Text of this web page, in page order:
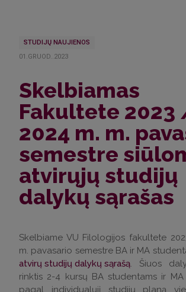
STUDIJŲ NAUJIENOS
01.GRUOD..2023
Skelbiamas
Fakultete
2024 m. m.
semestre
atvirųjų studijų
dalykų sąrašas
Skelbiame VU Filologijos fakultete
m. pavasario semestre BA ir MA
atvirų studijų dalykų sąrašą . Šiuos
rinktis 2-4 kursų BA studentams ir
pagal individualųjį studijų planą